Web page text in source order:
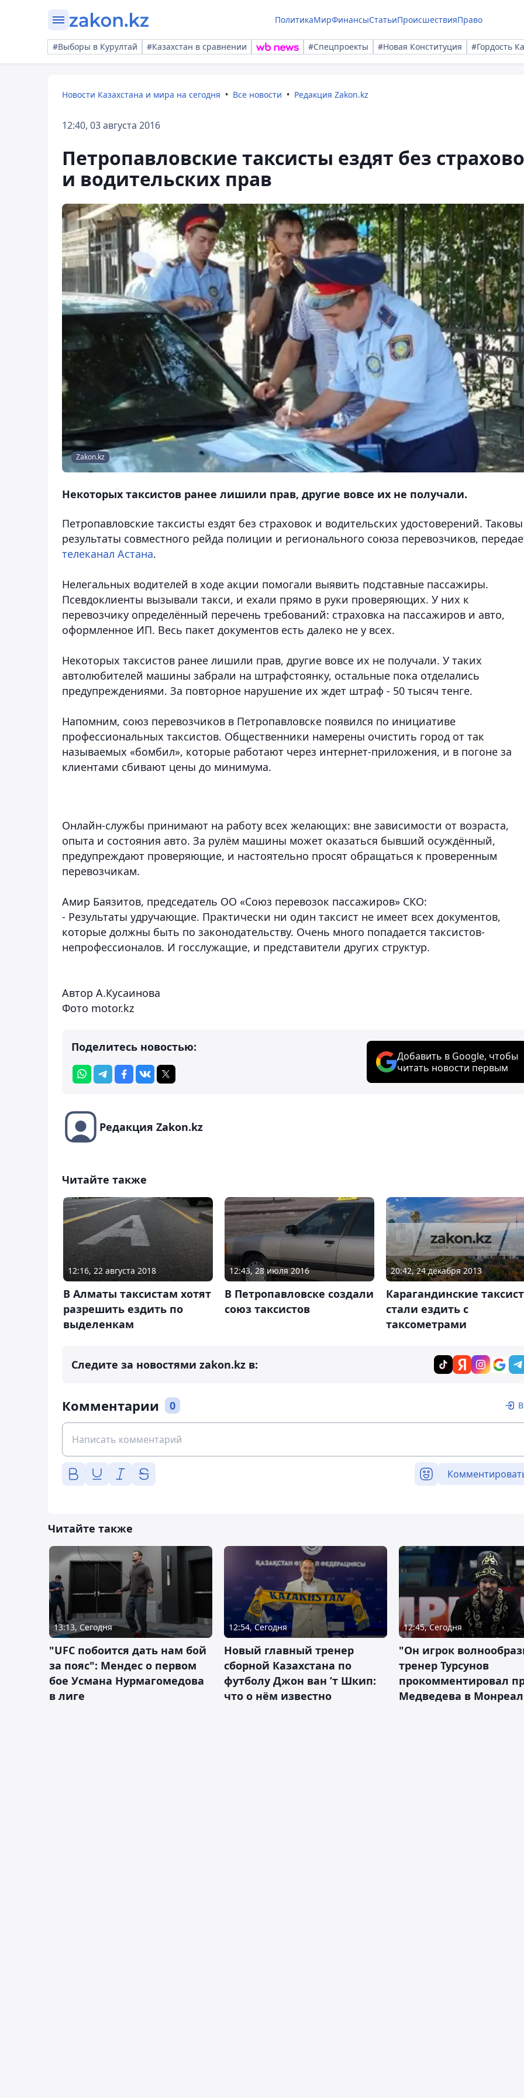
ПолитикаМирФинансыСтатьиПроисшествияПраво
#Выборы в Курултай #Казахстан в сравнении #Спецпроекты #Новая Конституция #Гордость
Новости Казахстана и мира на сегодня Все новости Редакция Zakon.kz
12:40, 03 августа 2016
Петропавловские таксисты ездят без
и водительских прав
Zakon.kz
Некоторых таксистов ранее лишили прав, другие вовсе их не получали.
Петропавловские таксисты ездят без страховок и водительских удостоверений. Таковы
результаты совместного рейда полиции и регионального союза перевозчиков,
телеканал Астана.
Нелегальных водителей в ходе акции помогали выявить подставные пассажиры.
Псевдоклиенты вызывали такси, и ехали прямо в руки проверяющих. У них к
перевозчику определённый перечень требований: страховка на пассажиров и авто,
оформленное ИП. Весь пакет документов есть далеко не у всех.
Некоторых таксистов ранее лишили прав, другие вовсе их не получали. У таких
автолюбителей машины забрали на штрафстоянку, остальные пока отделались
предупреждениями. За повторное нарушение их ждет штраф - 50 тысяч тенге.
Напомним, союз перевозчиков в Петропавловске появился по инициативе
профессиональных таксистов. Общественники намерены очистить город от так
называемых «бомбил», которые работают через интернет-приложения, и в погоне за
клиентами сбивают цены до минимума.
Онлайн-службы принимают на работу всех желающих: вне зависимости от возраста,
опыта и состояния авто. За рулём машины может оказаться бывший осуждённый,
предупреждают проверяющие, и настоятельно просят обращаться к проверенным
перевозчикам.
Амир Баязитов, председатель ОО «Союз перевозок пассажиров» СКО:
- Результаты удручающие. Практически ни один таксист не имеет всех документов,
которые должны быть по законодательству. Очень много попадается таксистов-
непрофессионалов. И госслужащие, и представители других структур.
Автор А.Кусаинова
Фото motor.kz
Поделитесь новостью:
Добавить в Google, чтобы
читать новости первым
Редакция Zakon.kz
Читайте также
12:16, 22 августа 2018
В Алматы таксистам хотят
разрешить ездить по
выделенкам
12:43, 28 июля 2016
В Петропавловске создали
союз таксистов
20:42, 24 декабря 2013
Карагандинские
стали ездить с
таксометрами
Следите за новостями zakon.kz в:
Комментарии 0
Читайте также
13:13, Сегодня
"UFC побоится дать нам бой
за пояс": Мендес о первом
бое Усмана Нурмагомедова
в лиге
12:54, Сегодня
Новый главный тренер
сборной Казахстана по
футболу Джон ван ’т Шкип:
что о нём известно
12:45, Сегодня
"Он игрок
тренер Турсунов
прокомментировал
Медведева в